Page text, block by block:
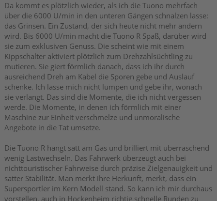
Da kommt es plötzlich wieder, als ich die Tuono mehrfach
über die 6000 U/min in den unteren Gängen schnalzen lasse:
das Grinsen. Ein Zustand, der sich heute nicht mehr ändern
wird. Bis 6000 U/min macht die Tuono R Spaß, darüber wird
sie zum exklusiven Genuss. Die scheint wie mit einem
Kippschalter aktiviert plötzlich zum Drehzahlsüchtling zu
mutieren. Sie giert förmlich danach, dass ich ihr durch
ausreichend Dreh am Kabel die Sporen gebe und Auslauf
schenke. Ich lasse mich nicht lumpen und gebe ihr, wonach
sie verlangt. Das sind die Momente, die ich nicht vergessen
werde. Die Momente, in denen ich förmlich mit einer
Maschine zur Einheit verschmelze und unmoralische
Angebote in die Tat umsetze.
Die Tuono R hängt satt am Gas und brilliert mit überraschend
wenig Lastwechseln. Das Fahrwerk überzeugt auch bei
nichttouristischer Fahrweise durch präzise Zielgenauigkeit und
satter Stabilität. Man merkt ihre Herkunft, merkt, dass ein
Supersportler im Kern Modell stand. So kann ich mir durchaus
vorstellen, auch in Hockenheim richtig schnelle Runden zu